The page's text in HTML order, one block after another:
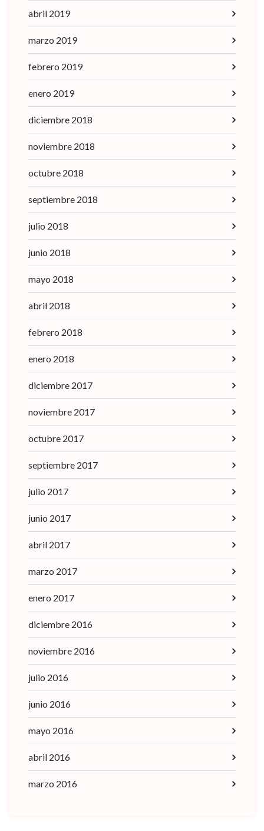
abril 2019
marzo 2019
febrero 2019
enero 2019
diciembre 2018
noviembre 2018
octubre 2018
septiembre 2018
julio 2018
junio 2018
mayo 2018
abril 2018
febrero 2018
enero 2018
diciembre 2017
noviembre 2017
octubre 2017
septiembre 2017
julio 2017
junio 2017
abril 2017
marzo 2017
enero 2017
diciembre 2016
noviembre 2016
julio 2016
junio 2016
mayo 2016
abril 2016
marzo 2016